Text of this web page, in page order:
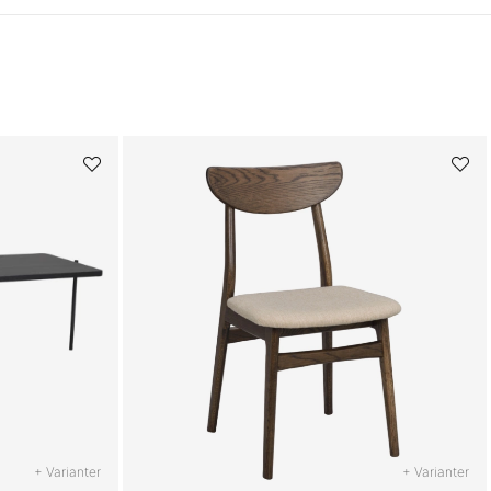
+ Varianter + Varianter